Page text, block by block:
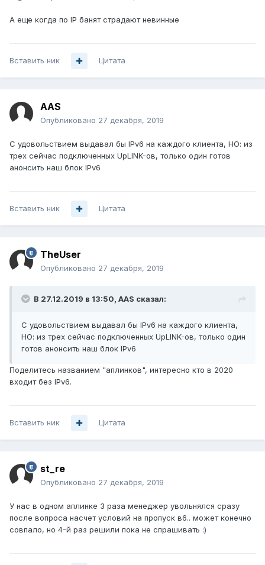
А еще когда по IP банят страдают невинные
Вставить ник Цитата
AAS
Опубликовано 27 декабря, 2019
С удовольствием выдавал бы IPv6 на каждого клиента, НО: из
трех сейчас подключенных UpLINK-ов, только один готов
анонсить наш блок IPv6
Вставить ник Цитата
TheUser
Опубликовано 27 декабря, 2019
В 27.12.2019 в 13:50, AAS сказал:
С удовольствием выдавал бы IPv6 на каждого клиента,
НО: из трех сейчас подключенных UpLINK-ов, только один
готов анонсить наш блок IPv6
Поделитесь названием "аплинков", интересно кто в 2020
входит без IPv6.
Вставить ник Цитата
st_re
Опубликовано 27 декабря, 2019
У нас в одном аплинке 3 раза менеджер увольнялся сразу
после вопроса насчет условий на пропуск в6.. может конечно
совпало, но 4-й раз решили пока не спрашивать :)